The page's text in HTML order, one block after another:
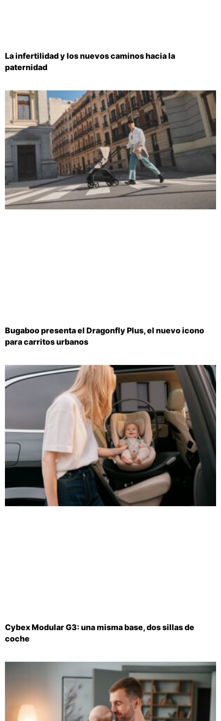
La infertilidad y los nuevos caminos hacia la
paternidad
Bugaboo presenta el Dragonfly Plus, el nuevo icono
para carritos urbanos
Cybex Modular G3: una misma base, dos sillas de
coche